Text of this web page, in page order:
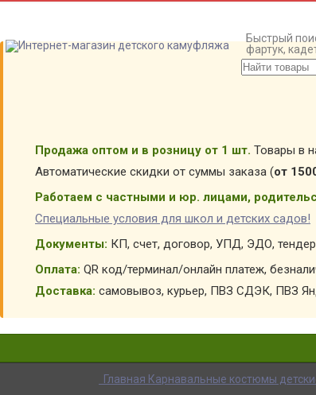
Быстрый
фартук,
Продажа оптом и в розницу от 1 шт. Товары в
Автоматические скидки от суммы заказа (от
Работаем с частными и юр. лицами,
Специальные условия для школ и детских садов!
Документы: КП, счет, договор, УПД, ЭДО,
Оплата: QR код/терминал/онлайн платеж,
Доставка: самовывоз, курьер, ПВЗ СДЭК, ПВЗ
Главная Карнавальные костюмы